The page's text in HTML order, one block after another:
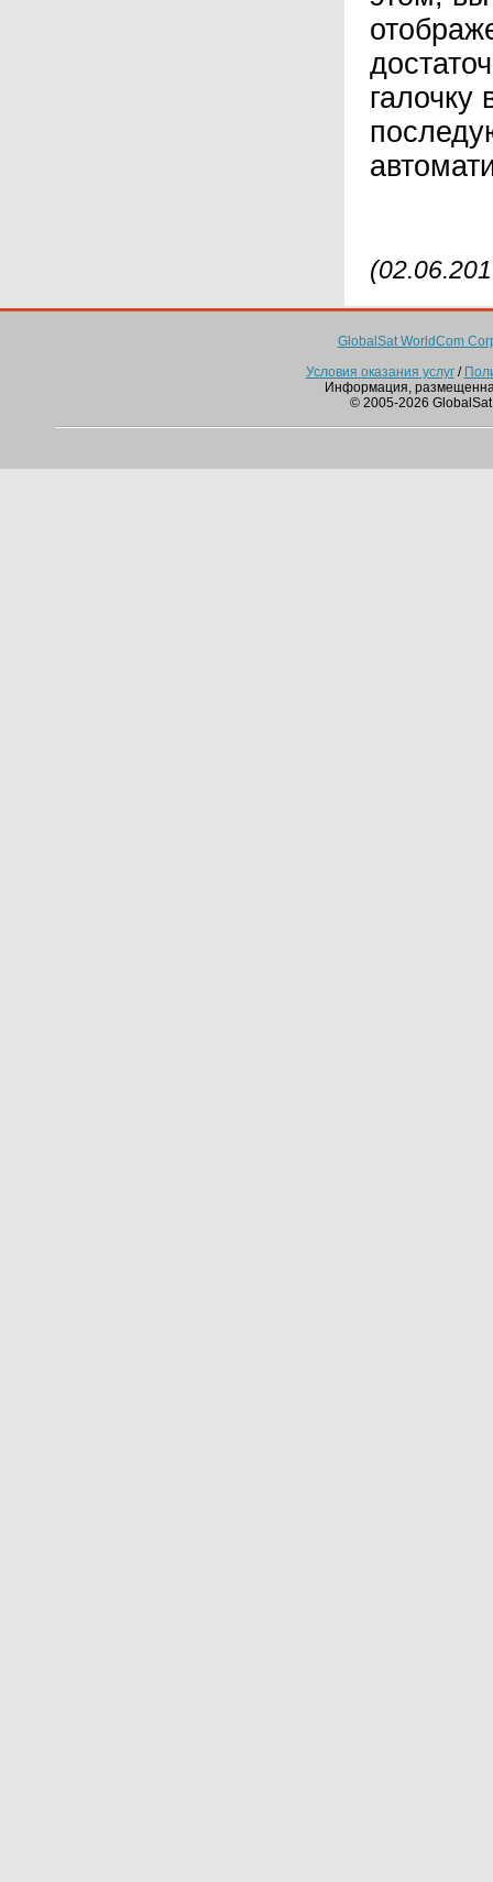
галочку
GlobalSat WorldCom
Условия оказания услуг/
Информация,
© 2005-2026